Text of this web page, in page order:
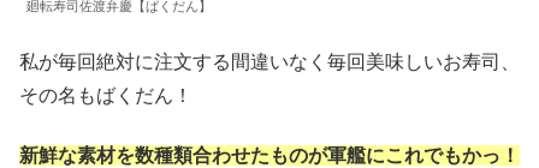
廻転寿司佐渡弁慶【ばくだん】
私が毎回絶対に注文する間違いなく毎回美味しいお寿司、
その名もばくだん！
新鮮な素材を数種類合わせたものが軍艦にこれでもかっ！